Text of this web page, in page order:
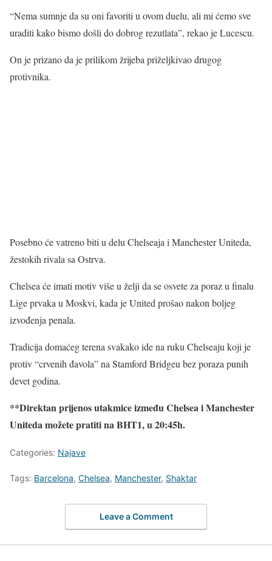
“Nema sumnje da su oni favoriti u ovom duelu, ali mi ćemo sve
uraditi kako bismo došli do dobrog rezutlata”, rekao je Lucescu.
On je prizano da je prilikom žrijeba priželjkivao drugog
protivnika.
Posebno će vatreno biti u delu Chelseaja i Manchester Uniteda,
žestokih rivala sa Ostrva.
Chelsea će imati motiv više u želji da se osvete za poraz u finalu
Lige prvaka u Moskvi, kada je United prošao nakon boljeg
izvođenja penala.
Tradicija domaćeg terena svakako ide na ruku Chelseaju koji je
protiv “crvenih đavola” na Stamford Bridgeu bez poraza punih
devet godina.
**Direktan prijenos utakmice između Chelsea i Manchester
Uniteda možete pratiti na BHT1, u 20:45h.
Categories: Najave
Tags: Barcelona, Chelsea, Manchester, Shaktar
Leave a Comment